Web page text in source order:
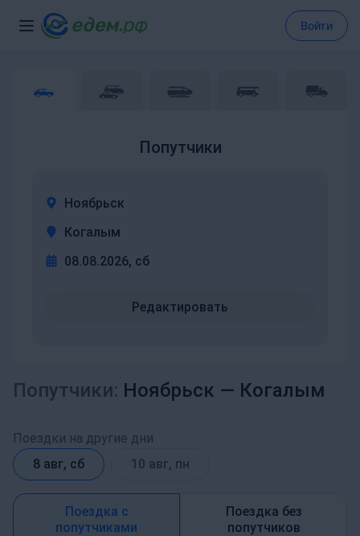
Войти
Попутчики
Ноябрьск
Когалым
08.08.2026, сб
Редактировать
Попутчики: Ноябрьск — Когалым
Поездки на другие дни
8 авг, сб
10 авг, пн
Поездка с
попутчиками
Поездка без
попутчиков